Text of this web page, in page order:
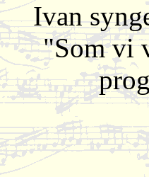
Ivan
"Som vi